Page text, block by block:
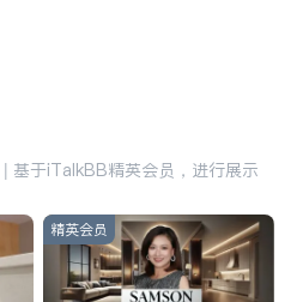
基于iTalkBB精英会员，进行展示
精英会员